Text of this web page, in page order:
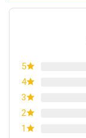
5
4
3
2
1